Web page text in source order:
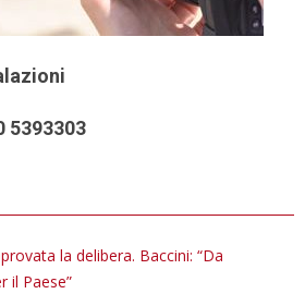
5393303
la delibera. Baccini: “Da
il Paese”